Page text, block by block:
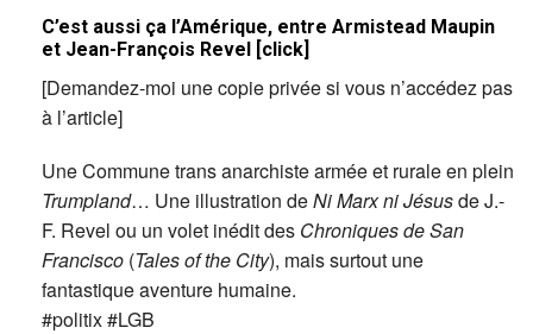
C’est aussi ça l’Amérique, entre Armistead Maupin
et Jean-François Revel [click]
[Demandez-moi une copie privée si vous n’accédez pas
à l’article]
Une Commune trans anarchiste armée et rurale en plein
Trumpland… Une illustration deNi Marx ni Jésusde J.-
F. Revel ou un volet inédit des Chroniques de San
Francisco (Tales of the City), mais surtout une
fantastique aventure humaine.
#politix #LGB